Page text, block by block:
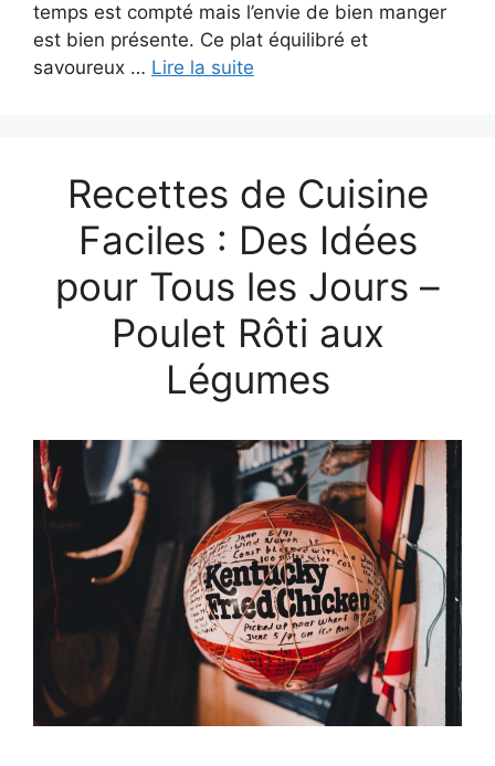
temps est compté mais l’envie de bien manger
est bien présente. Ce plat équilibré et
savoureux … Lire la suite
Recettes de Cuisine
Faciles : Des Idées
pour Tous les Jours –
Poulet Rôti aux
Légumes